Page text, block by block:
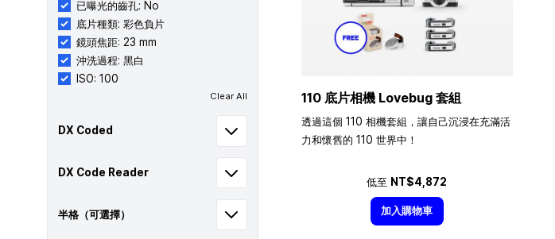
已曝光的齒孔: No
底片種類: 彩色負片
鏡頭焦距: 23 mm
沖洗過程: 黑白
ISO: 100
Clear All
DX Coded
DX Code Reader
半格（可選擇）
110 底片相機 Lovebug 套組
透過這個 110 相機套組，讓自己沉浸在充滿活
力和懷舊的 110 世界中！
低至 NT$4,872
加入購物車